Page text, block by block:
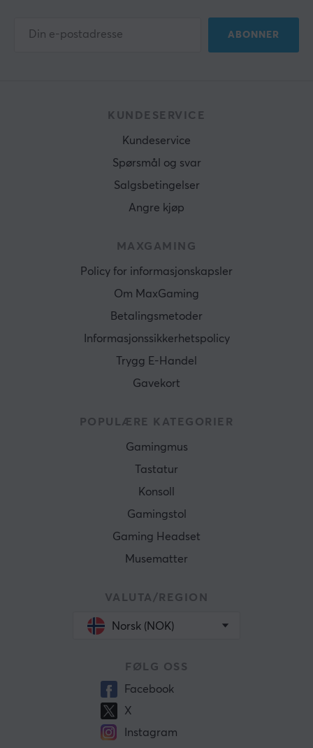
ABONNER
KUNDESERVICE
Kundeservice
Spørsmål og svar
Salgsbetingelser
Angre kjøp
MAXGAMING
Policy for informasjonskapsler
Om MaxGaming
Betalingsmetoder
Informasjonssikkerhetspolicy
Trygg E-Handel
Gavekort
POPULÆRE KATEGORIER
Gamingmus
Tastatur
Konsoll
Gamingstol
Gaming Headset
Musematter
VALUTA/REGION
Norsk (NOK)
FØLG OSS
Facebook
X
Instagram